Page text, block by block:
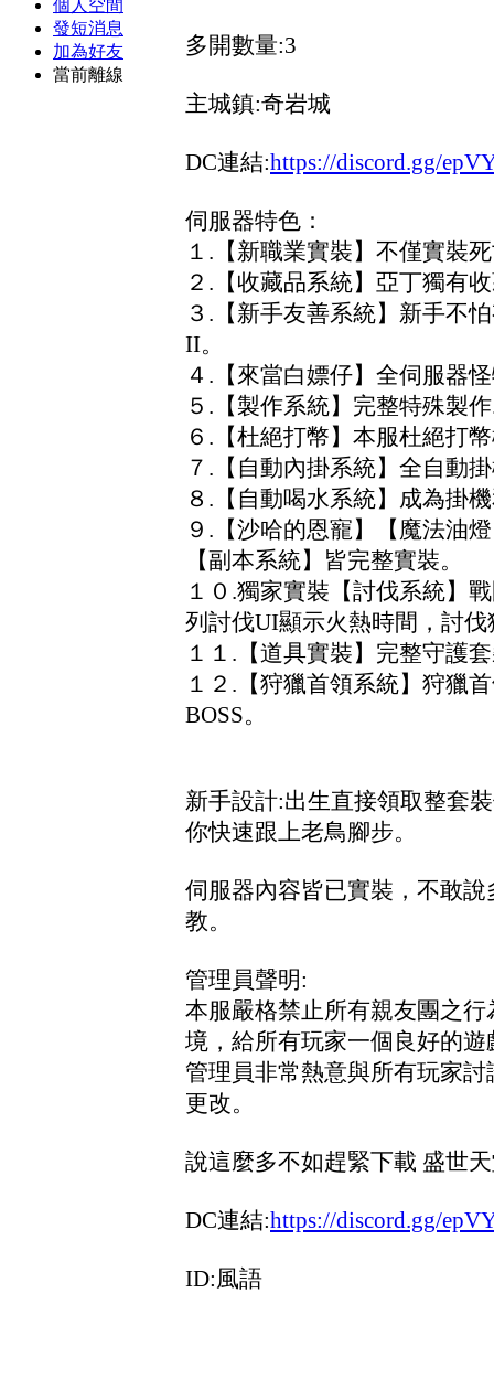
個人空間
發短消息
加為好友
當前離線
多開數量:3
主城鎮:奇岩城
DC連結:https://discord.gg/
伺服器特色：
１.【新職業實裝】不僅實裝
２.【收藏品系統】亞丁獨有
３.【新手友善系統】新手不
II。
４.【來當白嫖仔】全伺服器
５.【製作系統】完整特殊製
６.【杜絕打幣】本服杜絕打
７.【自動內掛系統】全自動
８.【自動喝水系統】成為掛
９.【沙哈的恩寵】【魔法油
【副本系統】皆完整實裝。
１０.獨家實裝【討伐系統】
列討伐UI顯示火熱時間，討
１１.【道具實裝】完整守護
１２.【狩獵首領系統】狩獵
BOSS。
新手設計:出生直接領取整套
你快速跟上老鳥腳步。
伺服器內容皆已實裝，不敢
教。
管理員聲明:
本服嚴格禁止所有親友團之
境，給所有玩家一個良好的遊
管理員非常熱意與所有玩家
更改。
說這麼多不如趕緊下載 盛世
DC連結:https://discord.gg/
ID:風語